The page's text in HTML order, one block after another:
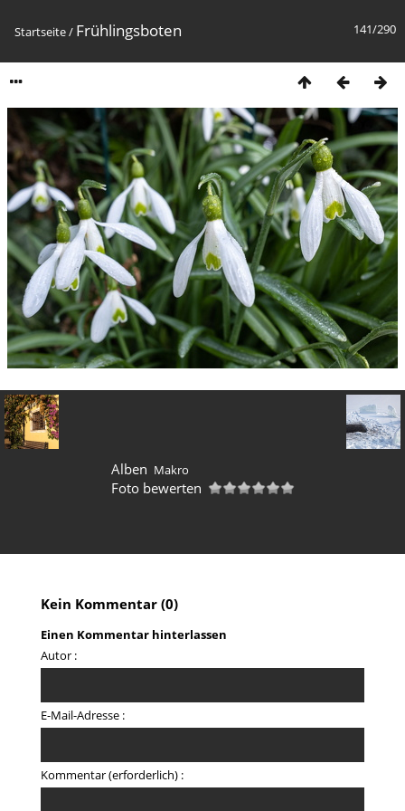
141/290
Startseite/ Frühlingsboten
Alben Makro
Foto bewerten
Kein Kommentar (0)
Einen Kommentar hinterlassen
Autor :
E-Mail-Adresse :
Kommentar (erforderlich) :